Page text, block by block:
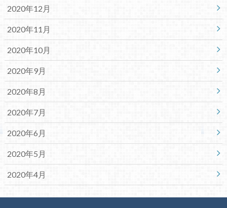
2020年12月
2020年11月
2020年10月
2020年9月
2020年8月
2020年7月
2020年6月
2020年5月
2020年4月